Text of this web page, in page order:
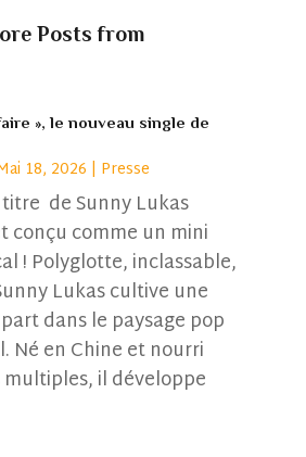
Posts from
», le nouveau single de
18, 2026 | Presse
de Sunny Lukas
conçu comme un mini
! Polyglotte, inclassable,
Lukas cultive une
dans le paysage pop
Né en Chine et nourri
il développe